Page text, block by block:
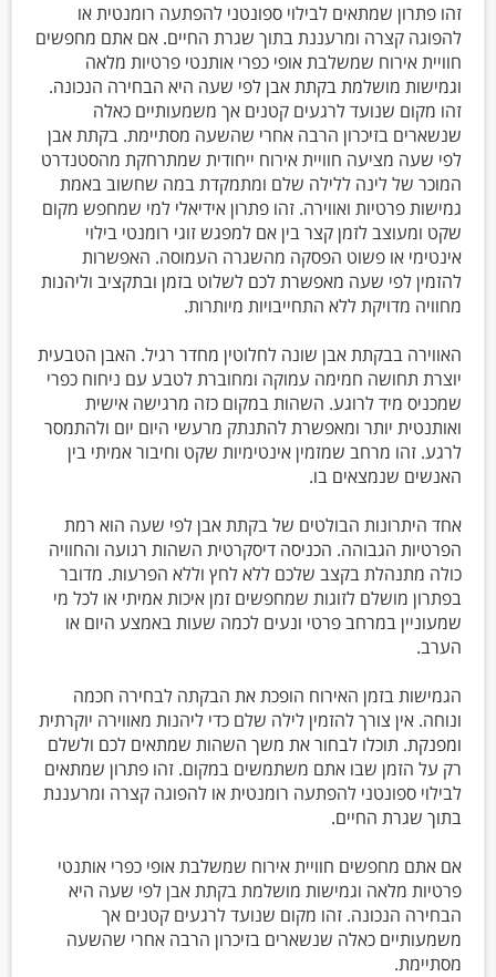
זהו פתרון שמתאים לבילוי ספונטני להפתעה רומנטית או
להפוגה קצרה ומרעננת בתוך שגרת החיים. אם אתם מחפשים
חוויית אירוח שמשלבת אופי כפרי אותנטי פרטיות מלאה
וגמישות מושלמת בקתת אבן לפי שעה היא הבחירה הנכונה.
זהו מקום שנועד לרגעים קטנים אך משמעותיים כאלה
שנשארים בזיכרון הרבה אחרי שהשעה מסתיימת. בקתת אבן
לפי שעה מציעה חוויית אירוח ייחודית שמתרחקת מהסטנדרט
המוכר של לינה ללילה שלם ומתמקדת במה שחשוב באמת
גמישות פרטיות ואווירה. זהו פתרון אידיאלי למי שמחפש מקום
שקט ומעוצב לזמן קצר בין אם למפגש זוגי רומנטי בילוי
אינטימי או פשוט הפסקה מהשגרה העמוסה. האפשרות
להזמין לפי שעה מאפשרת לכם לשלוט בזמן ובתקציב וליהנות
מחוויה מדויקת ללא התחייבויות מיותרות.
האווירה בבקתת אבן שונה לחלוטין מחדר רגיל. האבן הטבעית
יוצרת תחושה חמימה עמוקה ומחוברת לטבע עם ניחוח כפרי
שמכניס מיד לרוגע. השהות במקום כזה מרגישה אישית
ואותנטית יותר ומאפשרת להתנתק מרעשי היום יום ולהתמסר
לרגע. זהו מרחב שמזמין אינטימיות שקט וחיבור אמיתי בין
האנשים שנמצאים בו.
אחד היתרונות הבולטים של בקתת אבן לפי שעה הוא רמת
הפרטיות הגבוהה. הכניסה דיסקרטית השהות רגועה והחוויה
כולה מתנהלת בקצב שלכם ללא לחץ וללא הפרעות. מדובר
בפתרון מושלם לזוגות שמחפשים זמן איכות אמיתי או לכל מי
שמעוניין במרחב פרטי ונעים לכמה שעות באמצע היום או
הערב.
הגמישות בזמן האירוח הופכת את הבקתה לבחירה חכמה
ונוחה. אין צורך להזמין לילה שלם כדי ליהנות מאווירה יוקרתית
ומפנקת. תוכלו לבחור את משך השהות שמתאים לכם ולשלם
רק על הזמן שבו אתם משתמשים במקום. זהו פתרון שמתאים
לבילוי ספונטני להפתעה רומנטית או להפוגה קצרה ומרעננת
בתוך שגרת החיים.
אם אתם מחפשים חוויית אירוח שמשלבת אופי כפרי אותנטי
פרטיות מלאה וגמישות מושלמת בקתת אבן לפי שעה היא
הבחירה הנכונה. זהו מקום שנועד לרגעים קטנים אך
משמעותיים כאלה שנשארים בזיכרון הרבה אחרי שהשעה
מסתיימת.